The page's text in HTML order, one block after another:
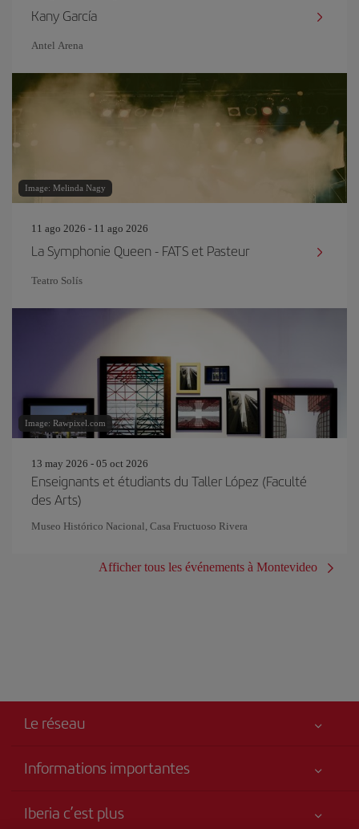
Kany García
Antel Arena
Image: Melinda Nagy
11 ago 2026 - 11 ago 2026
La Symphonie Queen - FATS et Pasteur
Teatro Solís
Image: Rawpixel.com
13 may 2026 - 05 oct 2026
Enseignants et étudiants du Taller López (Faculté
des Arts)
Museo Histórico Nacional, Casa Fructuoso Rivera
Afficher tous les événements à Montevideo
Le réseau
Informations importantes
Accessibilité
Iberia c’est plus